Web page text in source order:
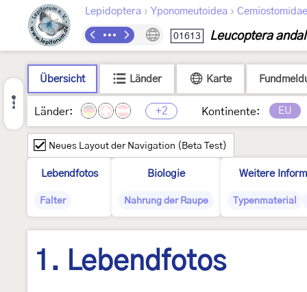
Lepidoptera › Yponomeutoidea › Cemiostomidae
01613 Leucoptera
Übersicht Länder Karte
Länder: +2 Kontinente: EU
Neues Layout der Navigation (Beta Test)
Lebendfotos
Falter
Biologie
Nahrung der Raupe
Weitere
Typenmaterial
1. Lebendfotos